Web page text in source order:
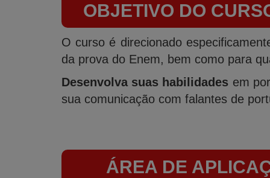
OBJETIVO DO
O curso é direcionado
da prova do Enem, bem como para
Desenvolva suas habilidades em
sua comunicação com falantes de
ÁREA DE